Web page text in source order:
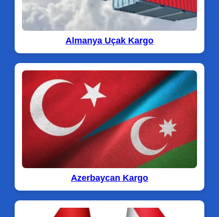
Almanya Uçak Kargo
Azerbaycan Kargo